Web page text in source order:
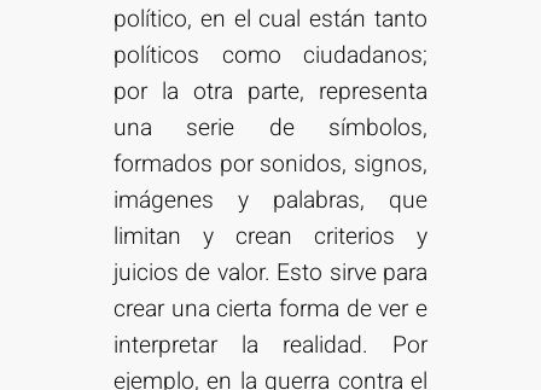
político, en el cual están tanto
políticos como ciudadanos;
por la otra parte, representa
una serie de símbolos,
formados por sonidos, signos,
imágenes y palabras, que
limitan y crean criterios y
juicios de valor. Esto sirve para
crear una cierta forma de ver e
interpretar la realidad. Por
ejemplo, en la guerra contra el